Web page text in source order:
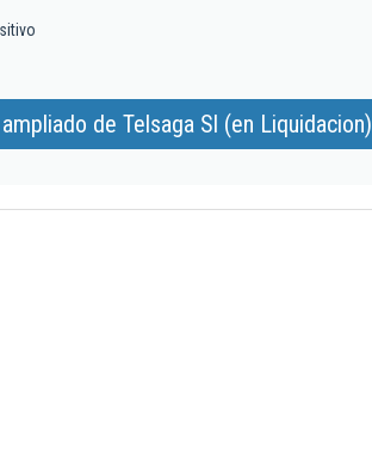
de Telsaga Sl (en Liquidacion)